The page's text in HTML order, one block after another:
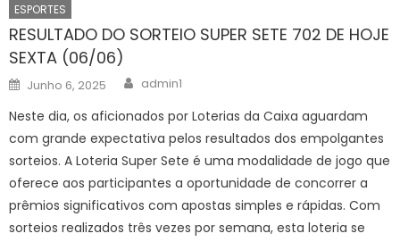
ESPORTES
RESULTADO DO SORTEIO SUPER SETE 702 DE HOJE
SEXTA (06/06)
Posted
on
Junho 6, 2025 Author
admin1
Neste dia, os aficionados por Loterias da Caixa aguardam
com grande expectativa pelos resultados dos empolgantes
sorteios. A Loteria Super Sete é uma modalidade de jogo que
oferece aos participantes a oportunidade de concorrer a
prêmios significativos com apostas simples e rápidas. Com
sorteios realizados três vezes por semana, esta loteria se